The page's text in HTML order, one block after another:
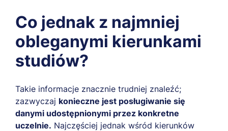
Co jednak z najmniej
obleganymi kierunkami
studiów?
Takie informacje znacznie trudniej znaleźć;
zazwyczaj konieczne jest posługiwanie się
danymi udostępnionymi przez konkretne
uczelnie. Najczęściej jednak wśród kierunków